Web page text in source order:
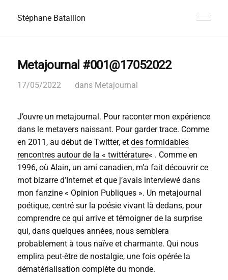
Stéphane Bataillon
Metajournal #001@17052022
17/05/2022 dans Metajournal
J’ouvre un metajournal. Pour raconter mon expérience
dans le metavers naissant. Pour garder trace. Comme
en 2011, au début de Twitter, et des formidables
rencontres autour de la « twittérature« . Comme en
1996, où Alain, un ami canadien, m’a fait découvrir ce
mot bizarre d’Internet et que j’avais interviewé dans
mon fanzine « Opinion Publiques ». Un metajournal
poétique, centré sur la poésie vivant là dedans, pour
comprendre ce qui arrive et témoigner de la surprise
qui, dans quelques années, nous semblera
probablement à tous naïve et charmante. Qui nous
emplira peut-être de nostalgie, une fois opérée la
dématérialisation complète du monde.